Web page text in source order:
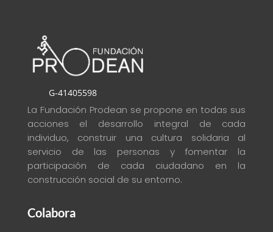
G-41405598
La Fundación Prodean se propone en todas sus
acciones el desarrollo integral de cada
individuo, construir una cultura solidaria al
servicio de las personas y fomentar la
participación de cada ciudadano en la
construcción social de su entorno.
Colabora